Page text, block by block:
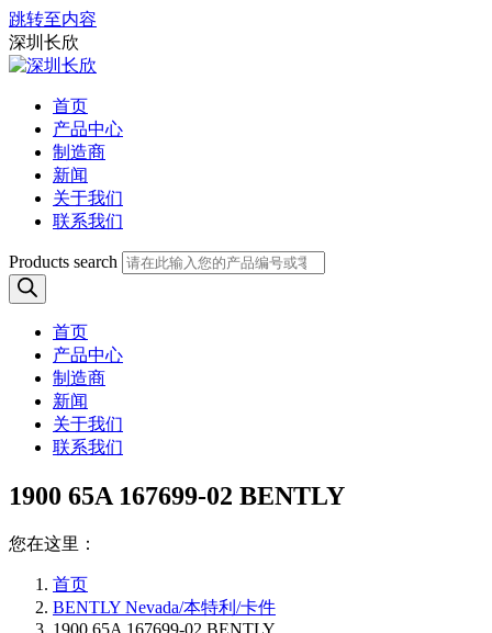
跳转至内容
深圳长欣
首页
产品中心
制造商
新闻
关于我们
联系我们
Products search
首页
产品中心
制造商
新闻
关于我们
联系我们
1900 65A 167699-02 BENTLY
您在这里：
首页
BENTLY Nevada/本特利/卡件
1900 65A 167699-02 BENTLY